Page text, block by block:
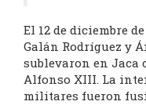
El 12 de diciembre
Galán Rodríguez y
sublevaron en
Alfonso XIII. La
militares fueron